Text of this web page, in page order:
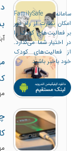
مهر
مهر
سامانه FamilySafe
امکان نظارت از راه دور
بر فعالیت‌های کودک را
در اختیار شما می‌گذارد.
از فعالیت‌های کودک
خود باخبر باشید